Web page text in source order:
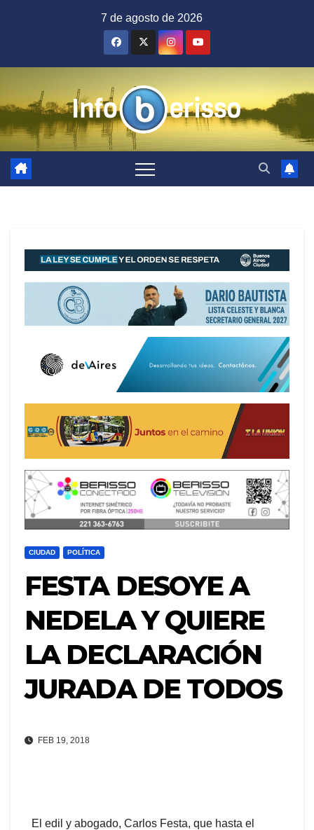
7 de agosto de 2026
CIUDAD POLÍTICA
FESTA DESOYE A
NEDELA Y QUIERE
LA DECLARACIÓN
JURADA DE TODOS
FEB 19, 2018
El edil y abogado, Carlos Festa, que hasta el